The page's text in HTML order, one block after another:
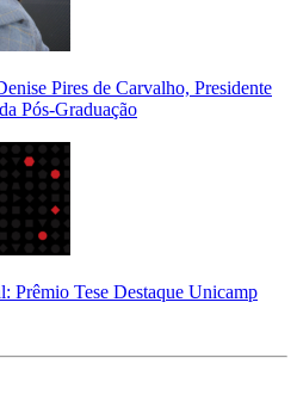
Pires de Carvalho, Presidente
Pós-Graduação
Prêmio Tese Destaque Unicamp